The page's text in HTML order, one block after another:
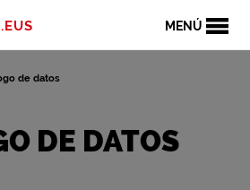
MENÚ
de datos
DE DATOS